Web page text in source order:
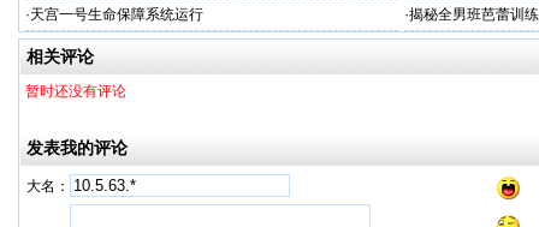
·天宫一号生命保障系统运行 ·揭秘全男班芭蕾训
相关评论
暂时还没有评论
发表我的评论
大名：